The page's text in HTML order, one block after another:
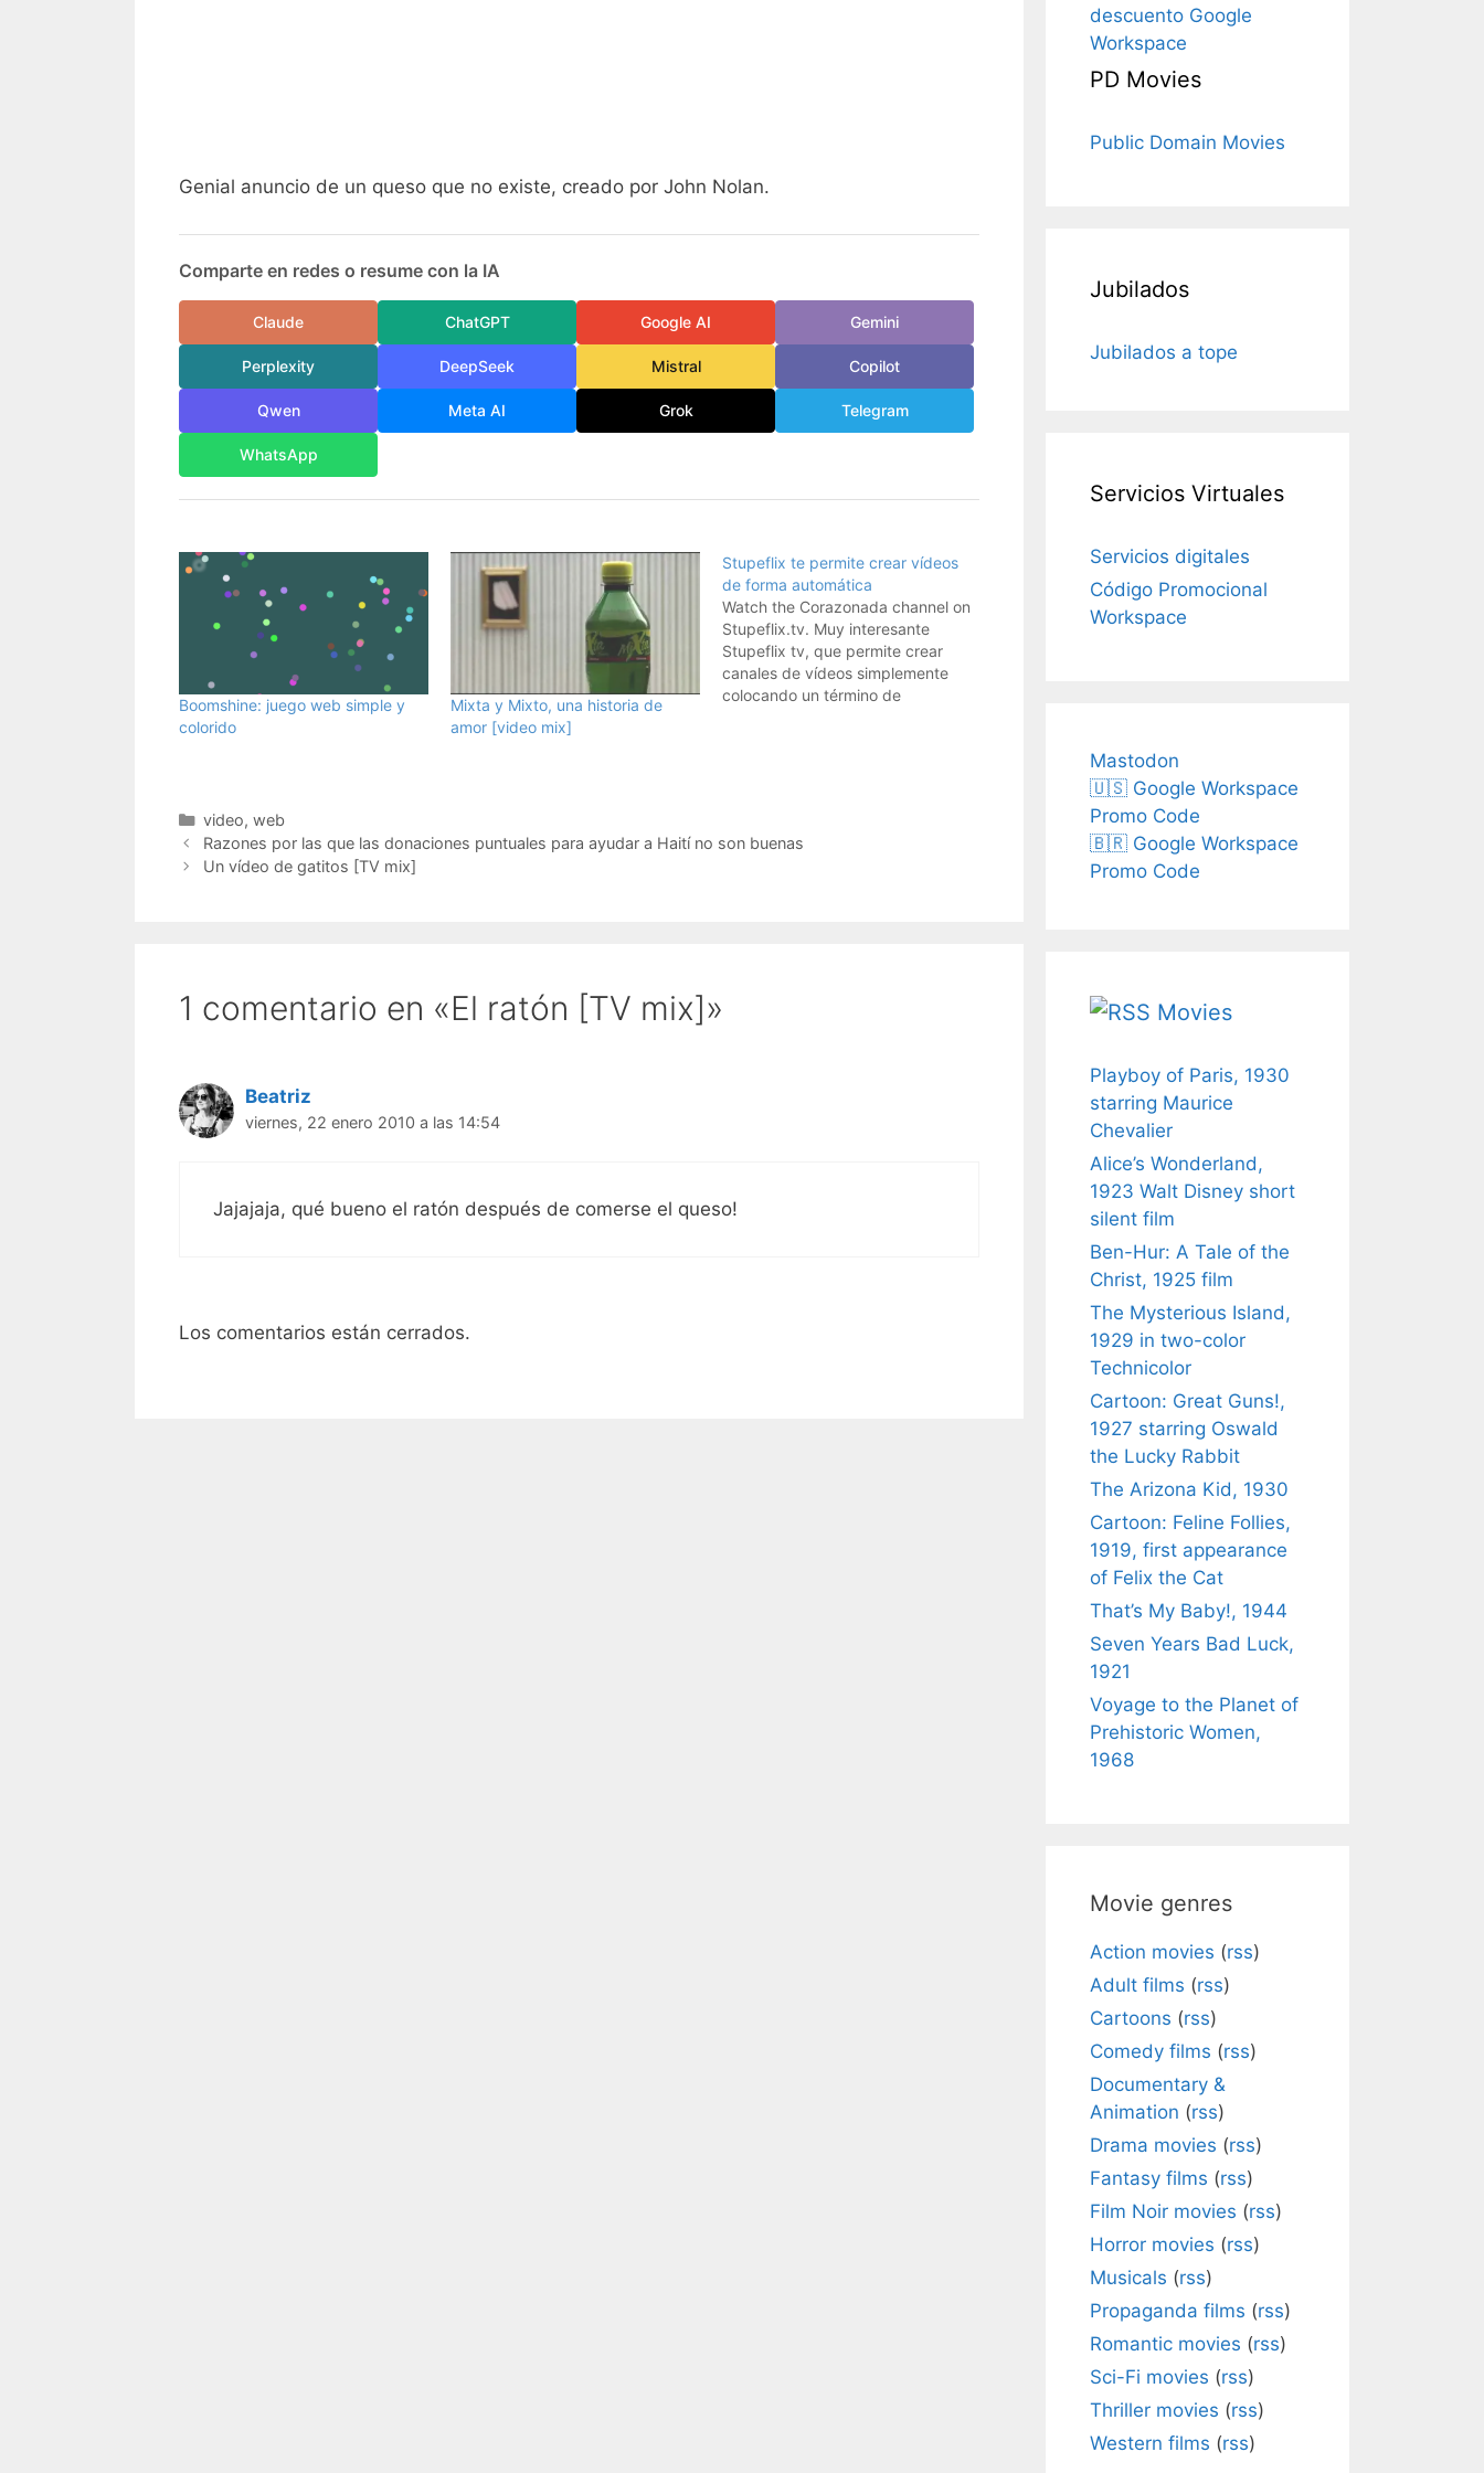
Genial anuncio de un queso que no existe, creado por John Nolan.
Comparte en redes o resume con la IA
Claude ChatGPT Google AI Gemini
Perplexity DeepSeek Mistral Copilot
Qwen Meta AI Grok Telegram
WhatsApp
Boomshine: juego web simple y
colorido
Mixta y Mixto, una historia de
amor [video mix]
Stupeflix te permite crear vídeos
de forma automática
Watch the Corazonada channel on
Stupeflix.tv. Muy interesante
Stupeflix tv, que permite crear
canales de vídeos simplemente
colocando un término de
Categorías
video, web
Razones por las que las donaciones puntuales para ayudar a Haití no son buenas
Un vídeo de gatitos [TV mix]
1 comentario en «El ratón [TV mix]»
Beatriz
viernes, 22 enero 2010 a las 14:54
Jajajaja, qué bueno el ratón después de comerse el queso!
Los comentarios están cerrados.
descuento Google
Workspace
PD Movies
Public Domain Movies
Jubilados
Jubilados a tope
Servicios Virtuales
Servicios digitales
Código Promocional
Workspace
Mastodon
🇺🇸 Google Workspace
Promo Code
🇧🇷 Google Workspace
Promo Code
Movies
Playboy of Paris, 1930
starring Maurice
Chevalier
Alice’s Wonderland,
1923 Walt Disney short
silent film
Ben-Hur: A Tale of the
Christ, 1925 film
The Mysterious Island,
1929 in two-color
Technicolor
Cartoon: Great Guns!,
1927 starring Oswald
the Lucky Rabbit
The Arizona Kid, 1930
Cartoon: Feline Follies,
1919, first appearance
of Felix the Cat
That’s My Baby!, 1944
Seven Years Bad Luck,
1921
Voyage to the Planet of
Prehistoric Women,
1968
Movie genres
Action movies (rss)
Adult films (rss)
Cartoons (rss)
Comedy films (rss)
Documentary &
Animation (rss)
Drama movies (rss)
Fantasy films (rss)
Film Noir movies (rss)
Horror movies (rss)
Musicals (rss)
Propaganda films (rss)
Romantic movies (rss)
Sci-Fi movies (rss)
Thriller movies (rss)
Western films (rss)